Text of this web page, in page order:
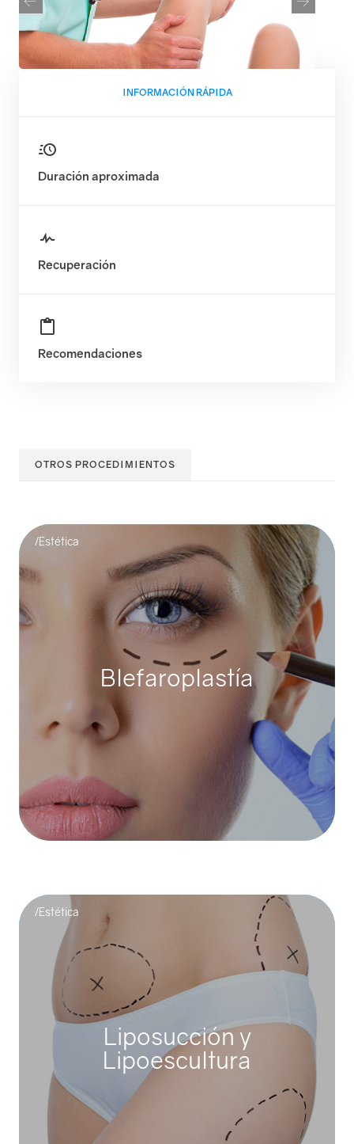
INFORMACIÓN RÁPIDA
Duración aproximada
Recuperación
Recomendaciones
OTROS PROCEDIMIENTOS
/Estética
La blefaroplastía es un procedimiento quirúrgico cuyo fin es
eliminar el exceso de piel, grasa y músculo de ...
Blefaroplastía
/Estética
Liposucción y Lipoescultura
Liposucción y
Lipoescultura